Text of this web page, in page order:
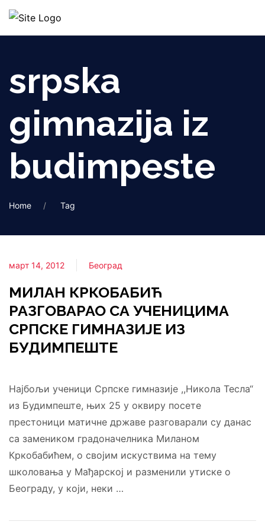
srpska
gimnazija iz
budimpeste
Home Tag
март 14, 2012 Београд
МИЛАН КРКОБАБИЋ
РАЗГОВАРАО СА УЧЕНИЦИМА
СРПСКЕ ГИМНАЗИЈЕ ИЗ
БУДИМПЕШТЕ
Најбољи ученици Српске гимназије ,,Никола Тесла“
из Будимпеште, њих 25 у оквиру посете
престоници матичне државе разговарали су данас
са замеником градоначелника Миланом
Кркобабићем, о својим искуствима на тему
школовања у Мађарској и разменили утиске о
Београду, у који, неки …